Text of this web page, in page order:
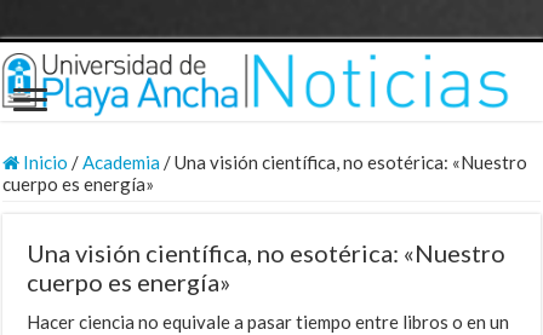
Inicio /Academia/Una visión científica, no esotérica: «Nuestro
cuerpo es energía»
Una visión científica, no esotérica: «Nuestro
cuerpo es energía»
Hacer ciencia no equivale a pasar tiempo entre libros o en un